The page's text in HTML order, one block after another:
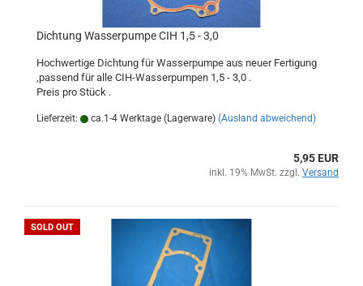
Dichtung Wasserpumpe CIH 1,5 - 3,0
Hochwertige Dichtung für Wasserpumpe aus neuer Fertigung
,passend für alle CIH-Wasserpumpen 1,5 - 3,0 .
Preis pro Stück .
Lieferzeit: ca.1-4 Werktage (Lagerware) (Ausland abweichend)
5,95 EUR
inkl. 19% MwSt. zzgl. Versand
SOLD OUT